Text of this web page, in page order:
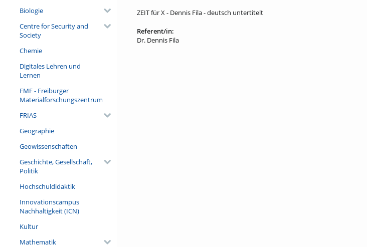
Biologie
Centre for Security and
Society
Chemie
Digitales Lehren und
Lernen
FMF - Freiburger
Materialforschungszentrum
FRIAS
Geographie
Geowissenschaften
Geschichte, Gesellschaft,
Politik
Hochschuldidaktik
Innovationscampus
Nachhaltigkeit (ICN)
Kultur
Mathematik
ZEIT für X - Dennis Fila - deutsch untertitelt
Referent/in:
Dr. Dennis Fila